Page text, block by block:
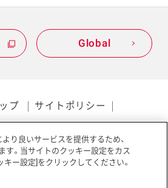
Global
プ サイトポリシー
ポリシー アクセシビリティ
り良いサービスを提供するため、
す。当サイトのクッキー設定をカス
キー設定]をクリックしてください。